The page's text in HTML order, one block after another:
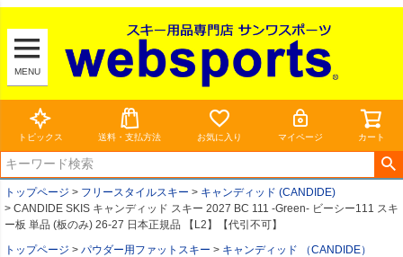
MENU
トピックス 送料・支払方法 お気に入り マイページ カート
トップページ フリースタイルスキー
キャンディッド (CANDIDE)
CANDIDE SKIS キャンディッド スキー 2027 BC 111 -Green- ビーシー111 スキ
ー板 単品 (板のみ) 26-27 日本正規品 【L2】【代引不可】
トップページ
パウダー用ファットスキー
キャンディッド （CANDIDE）